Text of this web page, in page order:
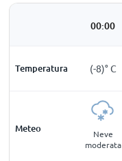
00:00
Temperatura (-8)°C
Meteo
Neve
moderata